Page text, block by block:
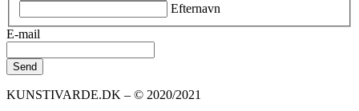
Efternavn
E-mail
KUNSTIVARDE.DK – © 2020/2021